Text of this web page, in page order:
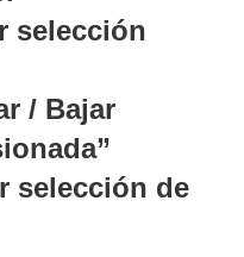
selección
/ Bajar
selección de